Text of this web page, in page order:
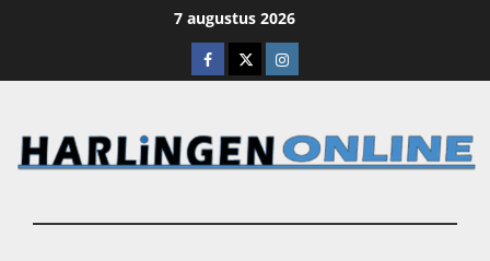
7 augustus 2026
Facebook
X Instagram